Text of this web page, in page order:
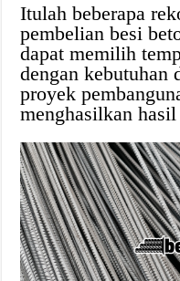
Itulah beberapa
pembelian besi
dapat memilih
dengan kebutuhan
proyek
menghasilkan